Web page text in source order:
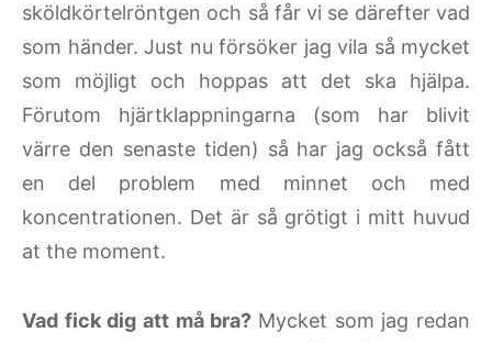
sköldkörtelröntgen och så får vi se därefter vad
som händer. Just nu försöker jag vila så mycket
som möjligt och hoppas att det ska hjälpa.
Förutom hjärtklappningarna (som har blivit
värre den senaste tiden) så har jag också fått
en del problem med minnet och med
koncentrationen. Det är så grötigt i mitt huvud
at the moment.
Vad fick dig att må bra? Mycket som jag redan